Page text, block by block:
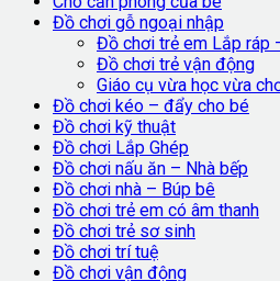
Đồ chơi gỗ ngoại nhập
Đồ chơi trẻ em Lắp ráp
Đồ chơi trẻ vận động
Giáo cụ vừa học vừa
Đồ chơi kéo – đẩy cho bé
Đồ chơi kỹ thuật
Đồ chơi Lắp Ghép
Đồ chơi nấu ăn – Nhà bếp
Đồ chơi nhà – Búp bê
Đồ chơi trẻ em có âm thanh
Đồ chơi trẻ sơ sinh
Đồ chơi trí tuệ
Đồ chơi vận động